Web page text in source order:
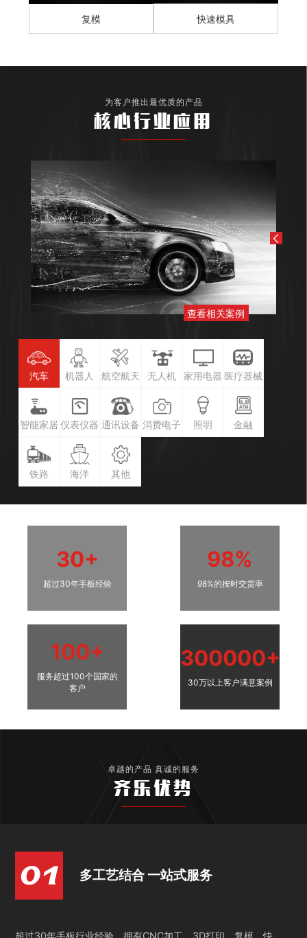
复模 快速模具
为客户推出最优质的产品
核心行业应用
查看相关案例
汽车 机器人 航空航天 无人机 家用电器 医疗器械
智能家居 仪表仪器 通讯设备 消费电子 照明 金融
铁路 海洋 其他
30+
超过30年手板经验
98%
98%的按时交货率
100+
服务超过100个国家的
客户
300000+
30万以上客户满意案例
卓越的产品 真诚的服务
齐乐优势
多工艺结合 一站式服务
超过30年手板行业经验，拥有CNC加工、3D打印、复模、快